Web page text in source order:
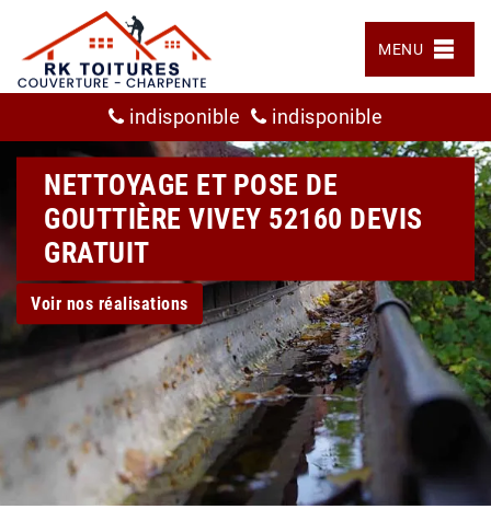
MENU
indisponible indisponible
NETTOYAGE ET POSE DE
GOUTTIÈRE VIVEY 52160 DEVIS
GRATUIT
Voir nos réalisations